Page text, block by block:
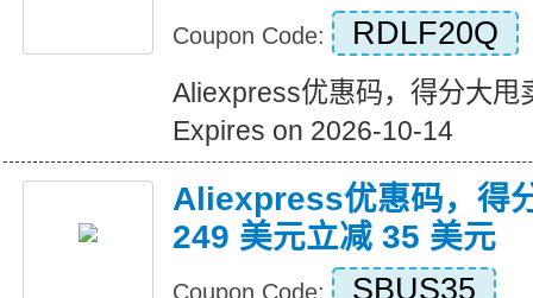
Coupon Code: RDLF20Q
Aliexpress优惠码，得分大甩
Expires on 2026-10-14
Aliexpress优惠码，得
249 美元立减 35 美元
Coupon Code: SBUS35